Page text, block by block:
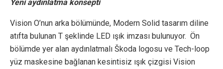
Yeni aydınlatma konsepti
Vision O’nun arka bölümünde, Modern Solid tasarım diline
atıfta bulunan T şeklinde LED ışık imzası bulunuyor. Ön
bölümde yer alan aydınlatmalı Škoda logosu ve Tech-loop
yüz maskesine bağlanan kesintisiz ışık çizgisi Vision